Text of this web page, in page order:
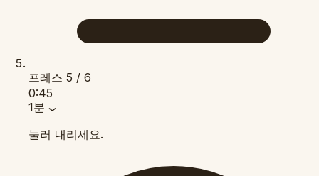
프레스 5 / 6
0:45
1분
눌러 내리세요.